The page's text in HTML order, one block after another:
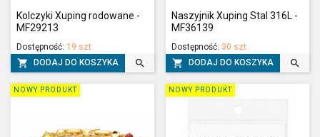
Kolczyki Xuping rodowane -
MF29213
Dostępność: 19 szt.
 DODAJ DO KOSZYKA 
Naszyjnik Xuping Stal 316L -
MF36139
Dostępność: 30 szt.
 DODAJ DO KOSZYKA 
NOWY PRODUKT NOWY PRODUKT